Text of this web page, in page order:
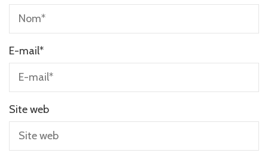
E-mail*
Site web